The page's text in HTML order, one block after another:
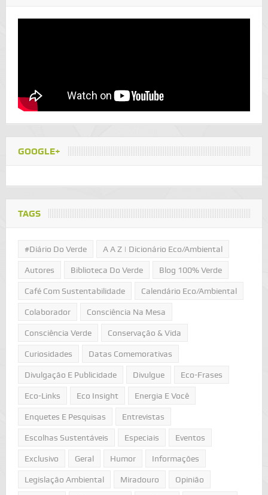
GOOGLE+
TAGS
#Diário Do Verde A A Z | Dicionário Eco/Ambiental
Autores Biblioteca Do Verde Blog 100% Verde
Café Com Sustentabilidade Calendário Eco/Ambiental
Colaborador Consciência Na Mesa
Consciência Verde Conservação & Vida
Curiosidades Datas Comemorativas
Divulgação E Publicidade Divulgue Eco-Frases
Eco-Links Eco Insight Energia E Você
Enquetes E Pesquisas Entrevistas
Escolhas Sustentáveis Especiais Eventos
Exclusivo Geral Humor Informações
Legislação Ambiental Miradouro Opinião